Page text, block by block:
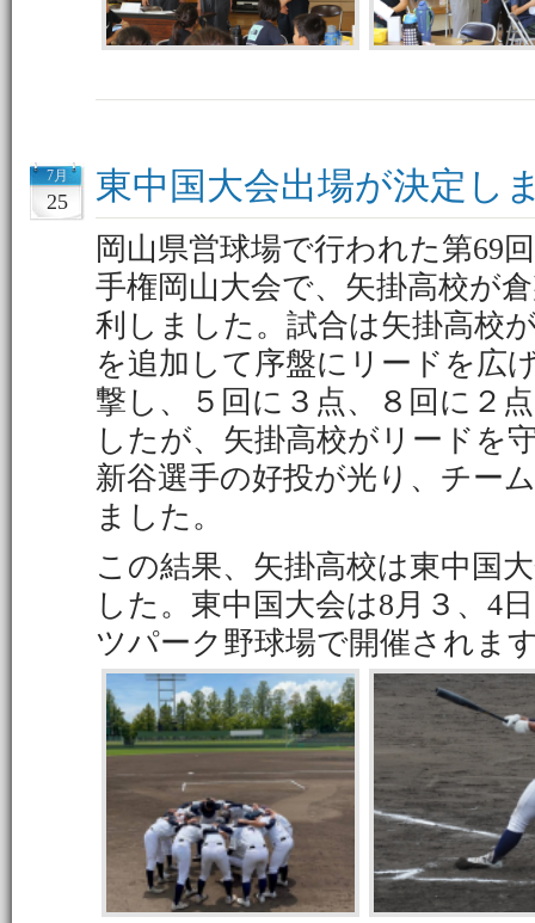
7月
25 東中国大会出場が決定し
岡山県営球場で行われた第69
手権岡山大会で、矢掛高校が
利しました。試合は矢掛高校
を追加して序盤にリードを広
撃し、５回に３点、８回に２
したが、矢掛高校がリードを
新谷選手の好投が光り、チー
ました。
この結果、矢掛高校は東中国
した。東中国大会は8月３、4
ツパーク野球場で開催されま